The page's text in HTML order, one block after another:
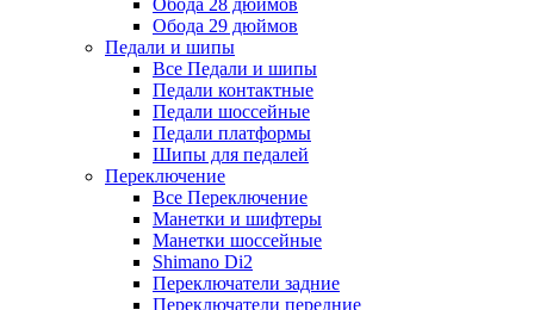
Обода 28 дюймов
Обода 29 дюймов
Педали и шипы
Все Педали и шипы
Педали контактные
Педали шоссейные
Педали платформы
Шипы для педалей
Переключение
Все Переключение
Манетки и шифтеры
Манетки шоссейные
Shimano Di2
Переключатели задние
Переключатели передние